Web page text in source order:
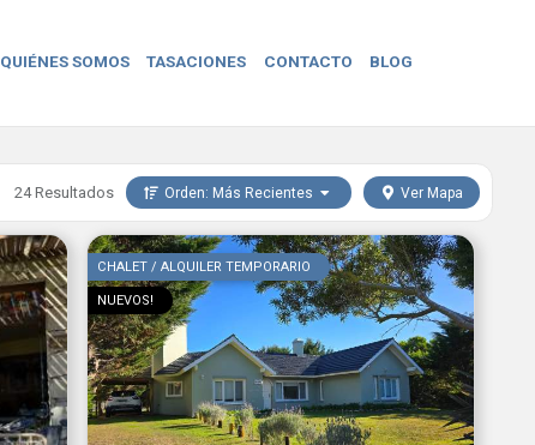
QUIÉNES SOMOS TASACIONES CONTACTO BLOG
24 Resultados Orden: Más Recientes Ver Mapa
CHALET / ALQUILER TEMPORARIO
NUEVOS!